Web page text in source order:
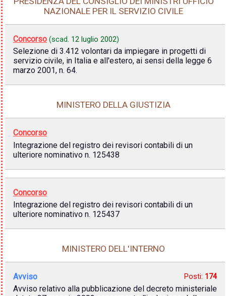
NAZIONALE PER IL SERVIZIO CIVILE
Concorso (scad. 12 luglio 2002)
Selezione di 3.412 volontari da impiegare in progetti di
servizio civile, in Italia e all'estero, ai sensi della legge 6
marzo 2001, n. 64.
MINISTERO DELLA GIUSTIZIA
Concorso
Integrazione del registro dei revisori contabili di un
ulteriore nominativo n. 125438
Concorso
Integrazione del registro dei revisori contabili di un
ulteriore nominativo n. 125437
MINISTERO DELL'INTERNO
Avviso Posti: 174
Avviso relativo alla pubblicazione del decreto ministeriale